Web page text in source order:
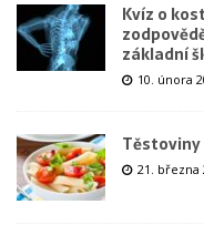
Kvíz o
základní
10. února
21. března